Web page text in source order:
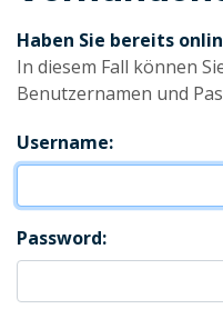
Haben Sie bereits
In diesem Fall können
Benutzernamen und
Username:
Password: